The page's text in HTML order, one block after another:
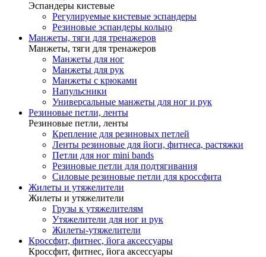
Эспандеры кистевые
Регулируемые кистевые эспандеры
Резиновые эспандеры кольцо
Манжеты, тяги для тренажеров
Манжеты, тяги для тренажеров
Манжеты для ног
Манжеты для рук
Манжеты с крюками
Напульсники
Универсальные манжеты для ног и рук
Резиновые петли, ленты
Резиновые петли, ленты
Крепление для резиновых петлей
Ленты резиновые для йоги, фитнеса, растяжки
Петли для ног mini bands
Резиновые петли для подтягивания
Силовые резиновые петли для кроссфита
Жилеты и утяжелители
Жилеты и утяжелители
Грузы к утяжелителям
Утяжелители для ног и рук
Жилеты-утяжелители
Кроссфит, фитнес, йога аксессуары
Кроссфит, фитнес, йога аксессуары